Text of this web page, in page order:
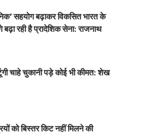
सहयोग बढ़ाकर विकसित भारत के
रही है प्रादेशिक सेना: राजनाथ
चाहे चुकानी पड़े कोई भी कीमत: शेख
को बिस्तर किट नहीं मिलने की